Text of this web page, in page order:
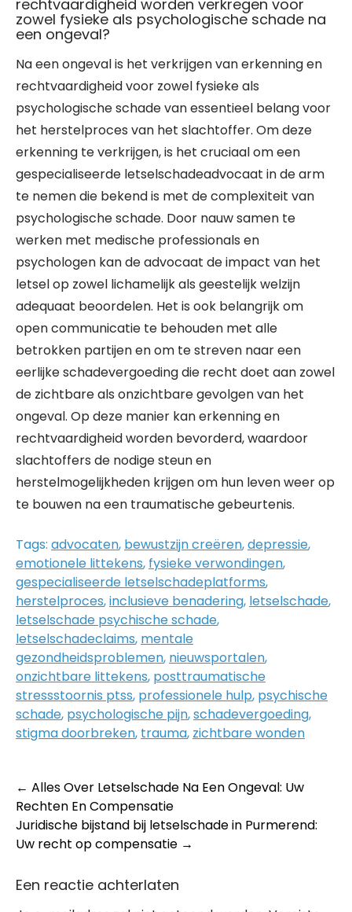
rechtvaardigheid worden verkregen voor
zowel fysieke als psychologische schade na
een ongeval?
Na een ongeval is het verkrijgen van erkenning en
rechtvaardigheid voor zowel fysieke als
psychologische schade van essentieel belang voor
het herstelproces van het slachtoffer. Om deze
erkenning te verkrijgen, is het cruciaal om een
gespecialiseerde letselschadeadvocaat in de arm
te nemen die bekend is met de complexiteit van
psychologische schade. Door nauw samen te
werken met medische professionals en
psychologen kan de advocaat de impact van het
letsel op zowel lichamelijk als geestelijk welzijn
adequaat beoordelen. Het is ook belangrijk om
open communicatie te behouden met alle
betrokken partijen en om te streven naar een
eerlijke schadevergoeding die recht doet aan zowel
de zichtbare als onzichtbare gevolgen van het
ongeval. Op deze manier kan erkenning en
rechtvaardigheid worden bevorderd, waardoor
slachtoffers de nodige steun en
herstelmogelijkheden krijgen om hun leven weer op
te bouwen na een traumatische gebeurtenis.
Tags: advocaten, bewustzijn creëren,depressie,
emotionele littekens, fysieke verwondingen,
gespecialiseerde letselschadeplatforms,
herstelproces,inclusieve benadering, letselschade,
letselschade psychische schade,
letselschadeclaims, mentale
gezondheidsproblemen, nieuwsportalen,
onzichtbare littekens, posttraumatische
stressstoornis ptss, professionele hulp, psychische
schade, psychologische pijn,schadevergoeding,
stigma doorbreken, trauma, zichtbare wonden
Post
navigation
← Alles Over Letselschade Na Een Ongeval: Uw
Rechten En Compensatie
Juridische bijstand bij letselschade in Purmerend:
Uw recht op compensatie →
Een reactie achterlaten